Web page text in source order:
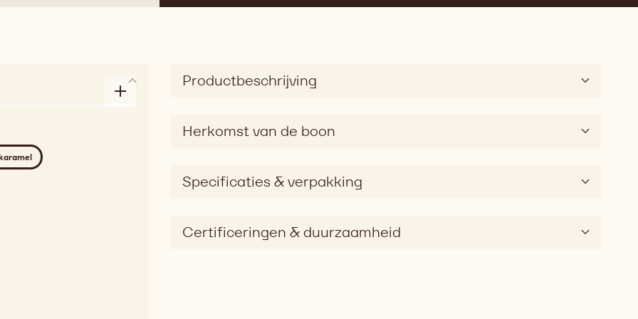
Productbeschrijving
Herkomst van de boon
Specificaties & verpakking
Certificeringen & duurzaamheid